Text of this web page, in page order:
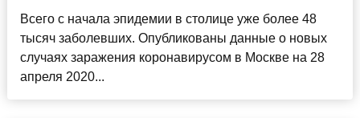
Всего с начала эпидемии в столице уже более 48
тысяч заболевших. Опубликованы данные о новых
случаях заражения коронавирусом в Москве на 28
апреля 2020...